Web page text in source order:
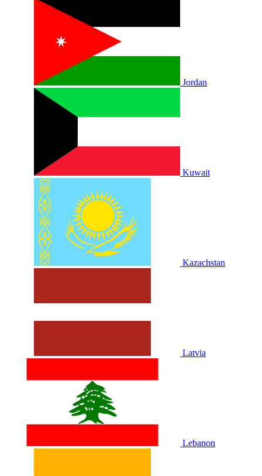
Jordan
Kuwait
Kazachstan
Latvia
Lebanon